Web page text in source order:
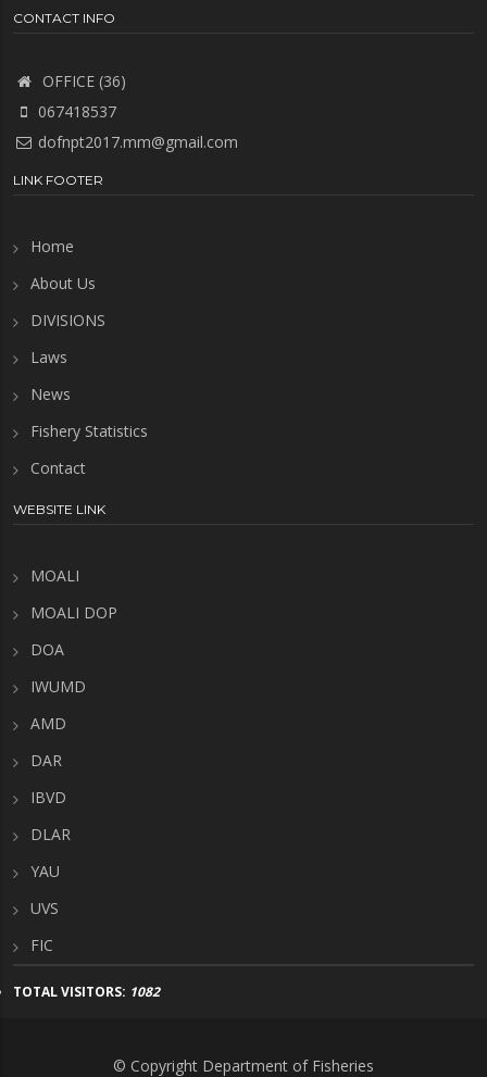
CONTACT INFO
OFFICE (36)
067418537
dofnpt2017.mm@gmail.com
LINK FOOTER
Home
About Us
DIVISIONS
Laws
News
Fishery Statistics
Contact
WEBSITE LINK
MOALI
MOALI DOP
DOA
IWUMD
AMD
DAR
IBVD
DLAR
YAU
UVS
FIC
TOTAL VISITORS: 1082
© Copyright Department of Fisheries